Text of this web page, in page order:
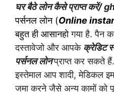
घर बैठेलोनकैसे प्राप्त करें/
पर्सनल लोन (Online
बहुत ही आसानहोगया है.पैन
दस्तावेजो और आपके क्रेडिट
पर्सनल लोनप्राप्त कर सकते
इस्तेमाल आपशादी,मेडिकल
जमा करने जैसे अन्य कामों को